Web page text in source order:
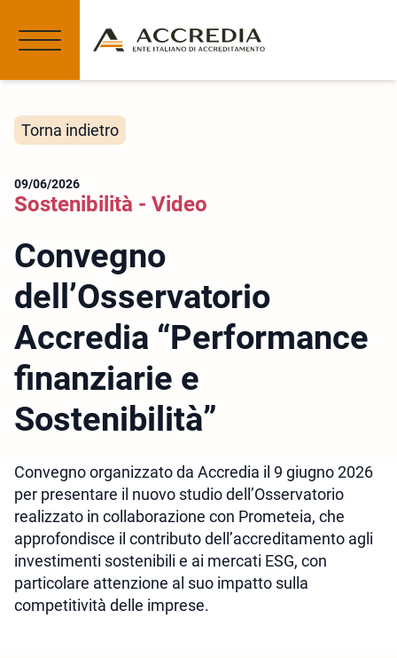
Torna indietro
09/06/2026
Sostenibilità - Video
Convegno
dell’Osservatorio
Accredia “Performance
finanziarie e
Sostenibilità”
Convegno organizzato da Accredia il 9 giugno 2026
per presentare il nuovo studio dell’Osservatorio
realizzato in collaborazione con Prometeia, che
approfondisce il contributo dell’accreditamento agli
investimenti sostenibili e ai mercati ESG, con
particolare attenzione al suo impatto sulla
competitività delle imprese.